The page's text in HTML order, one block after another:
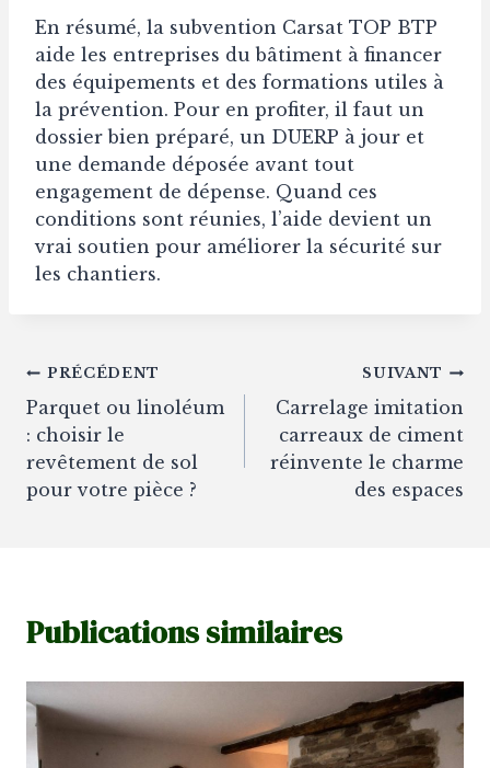
En résumé, la subvention Carsat TOP BTP
aide les entreprises du bâtiment à financer
des équipements et des formations utiles à
la prévention. Pour en profiter, il faut un
dossier bien préparé, un DUERP à jour et
une demande déposée avant tout
engagement de dépense. Quand ces
conditions sont réunies, l’aide devient un
vrai soutien pour améliorer la sécurité sur
les chantiers.
Navigation
de
l’article
PRÉCÉDENT
Parquet ou linoléum
: choisir le
revêtement de sol
pour votre pièce ?
SUIVANT
Carrelage imitation
carreaux de ciment
réinvente le charme
des espaces
Publications similaires